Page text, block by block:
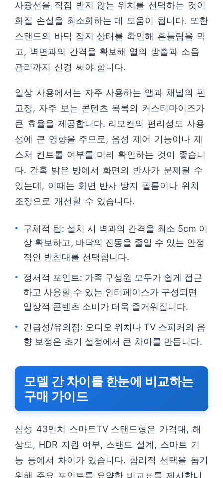
사광선을 직접 받지 않는 위치를 선택하는 것이
화질 손실을 최소화하는 데 도움이 됩니다. 또한
스탠드의 바닥 접지 상태를 확인해 흔들림을 막
고, 벽면과의 간격을 확보해 열의 방출과 소음
관리까지 신경 써야 합니다.
일상 사용에서는 자주 사용하는 앱과 채널의 핀
고정, 자주 보는 콘텐츠 목록의 커스터마이즈가
큰 효율을 제공합니다. 리모컨의 편리성도 사용
성에 큰 영향을 주므로, 음성 제어 기능이나 제
스처 컨트롤 여부를 미리 확인하는 것이 좋습니
다. 간혹 밝은 방에서 화면의 반사가 문제될 수
있는데, 이때는 화면 반사 방지 필름이나 위치
조정으로 개선할 수 있습니다.
구체적 팁: 설치 시 벽과의 간격을 최소 5cm 이
상 확보하고, 바닥의 진동을 줄일 수 있는 안정
적인 받침대를 선택합니다.
정서적 포인트: 가족 구성원 모두가 쉽게 접근
하고 사용할 수 있는 인터페이스가 구성되면
일상적 콘텐츠 소비가 더욱 즐거워집니다.
긴급성/유의점: 오디오 위치나 TV 스피커의 음
향 보정은 초기 설정에서 큰 차이를 만듭니다.
모델 간 차이를 한눈에 비교하는
구매 가이드
삼성 43인치 스마트TV 스탠드형은 가격대, 해
상도, HDR 지원 여부, 스탠드 설계, 스마트 기
능 등에서 차이가 있습니다. 합리적 선택을 돕기
위해 주요 포인트를 요약한 비교표를 제시합니